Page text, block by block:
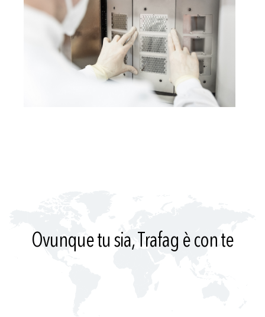
Ovunque tu sia, Trafag è con te